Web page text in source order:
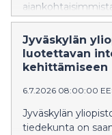
aikana
aikana, jolloin
ajatteluamme ja
Jyväskylän
luotettavan
kehittämiseen
6.7.2026 08:00:00
Jyväskylän
tiedekunta on